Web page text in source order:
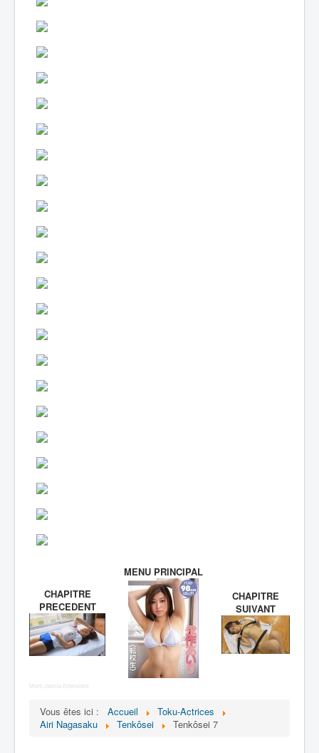
CHAPITRE
PRECEDENT
MENU PRINCIPAL
CHAPITRE
SUIVANT
More Joomla Extensions
Vous êtes ici : Accueil
Toku-Actrices
Airi Nagasaku
Tenkôsei Tenkôsei 7